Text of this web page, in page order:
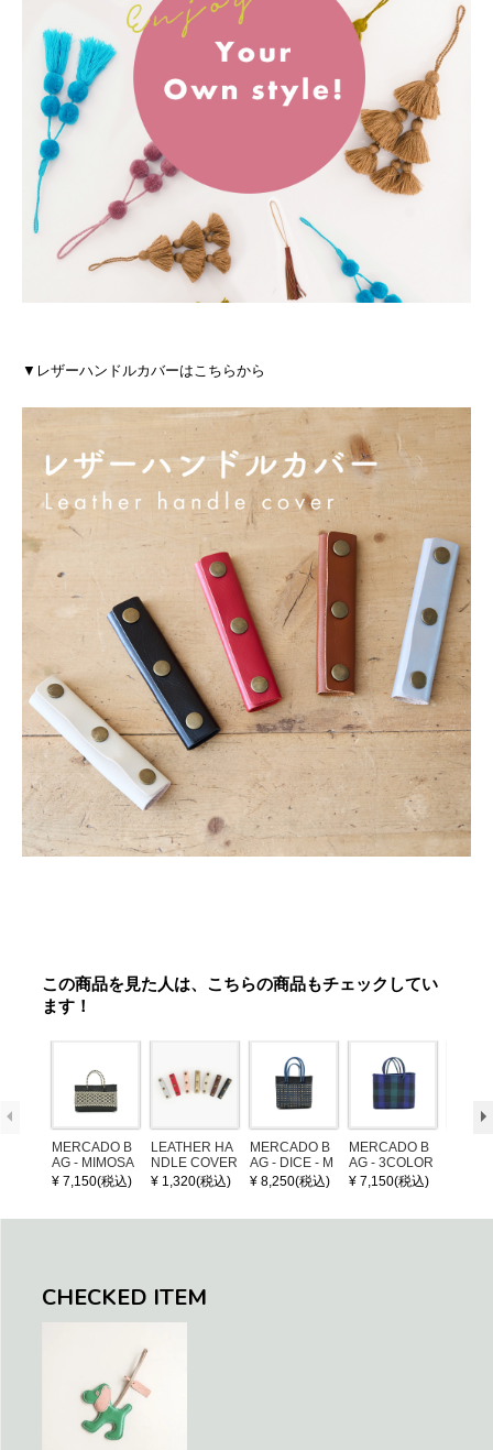
▼レザーハンドルカバーはこちらから
この商品を見た人は、こちらの商品もチェックしてい
ます！
MERCADO B
AG - MIMOSA
- Black / Crea
¥ 7,150(税込)
LEATHER HA
NDLE COVER
¥ 1,320(税込)
MERCADO B
AG - DICE - M
OSAIC - Black
¥ 8,250(税込)
MERCADO B
AG - 3COLOR
S CHECK - Bl
¥ 7,150(税込)
CHECKED ITEM